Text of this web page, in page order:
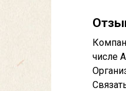
числе